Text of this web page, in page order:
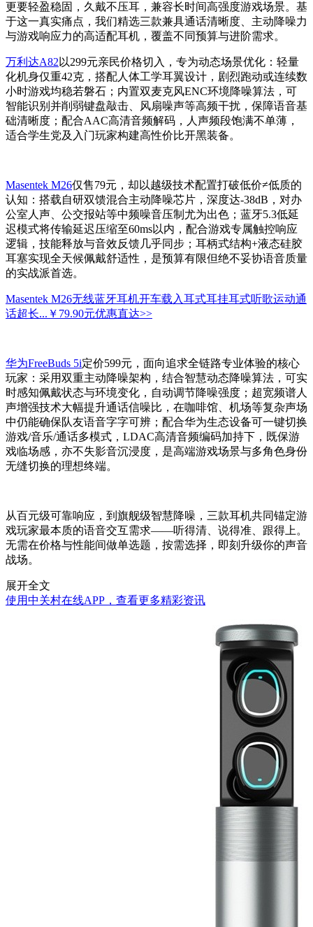
更要轻盈稳固，久戴不压耳，兼容长时间高强度游戏场景。基
于这一真实痛点，我们精选三款兼具通话清晰度、主动降噪力
与游戏响应力的高适配耳机，覆盖不同预算与进阶需求。
万利达A82 以299元亲民价格切入，专为动态场景优化：轻量
化机身仅重42克，搭配人体工学耳翼设计，剧烈跑动或连续数
小时游戏均稳若磐石；内置双麦克风ENC环境降噪算法，可
智能识别并削弱键盘敲击、风扇噪声等高频干扰，保障语音基
础清晰度；配合AAC高清音频解码，人声频段饱满不单薄，
适合学生党及入门玩家构建高性价比开黑装备。
Masentek M26仅售79元，却以越级技术配置打破低价≠低质的
认知：搭载自研双馈混合主动降噪芯片，深度达-38dB，对办
公室人声、公交报站等中频噪音压制尤为出色；蓝牙5.3低延
迟模式将传输延迟压缩至60ms以内，配合游戏专属触控响应
逻辑，技能释放与音效反馈几乎同步；耳柄式结构+液态硅胶
耳塞实现全天候佩戴舒适性，是预算有限但绝不妥协语音质量
的实战派首选。
Masentek M26无线蓝牙耳机开车载入耳式耳挂耳式听歌运动通
话超长... ￥79.90元优惠直达>>
华为FreeBuds 5i定价599元，面向追求全链路专业体验的核心
玩家：采用双重主动降噪架构，结合智慧动态降噪算法，可实
时感知佩戴状态与环境变化，自动调节降噪强度；超宽频谱人
声增强技术大幅提升通话信噪比，在咖啡馆、机场等复杂声场
中仍能确保队友语音字字可辨；配合华为生态设备可一键切换
游戏/音乐/通话多模式，LDAC高清音频编码加持下，既保游
戏临场感，亦不失影音沉浸度，是高端游戏场景与多角色身份
无缝切换的理想终端。
从百元级可靠响应，到旗舰级智慧降噪，三款耳机共同锚定游
戏玩家最本质的语音交互需求——听得清、说得准、跟得上。
无需在价格与性能间做单选题，按需选择，即刻升级你的声音
战场。
展开全文
使用中关村在线APP，查看更多精彩资讯